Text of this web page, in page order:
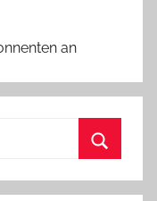
an